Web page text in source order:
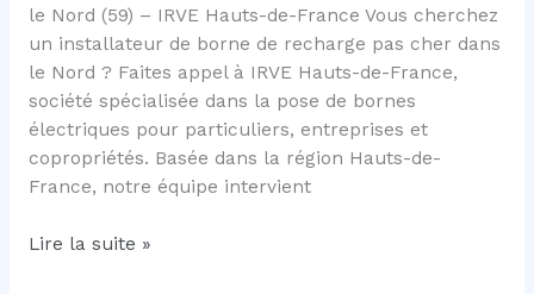
le Nord (59) – IRVE Hauts-de-France Vous cherchez
un installateur de borne de recharge pas cher dans
le Nord ? Faites appel à IRVE Hauts-de-France,
société spécialisée dans la pose de bornes
électriques pour particuliers, entreprises et
copropriétés. Basée dans la région Hauts-de-
France, notre équipe intervient
Installateur
Lire la suite »